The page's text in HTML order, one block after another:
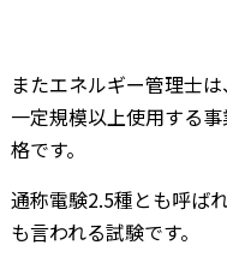
またエネルギー管理士
一定規模以上使用する
格です。
通称電験2.5種とも呼ば
も言われる試験です。